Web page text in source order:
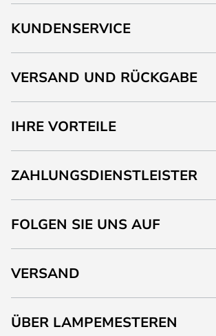
KUNDENSERVICE
VERSAND UND RÜCKGABE
IHRE VORTEILE
ZAHLUNGSDIENSTLEISTER
FOLGEN SIE UNS AUF
VERSAND
ÜBER LAMPEMESTEREN